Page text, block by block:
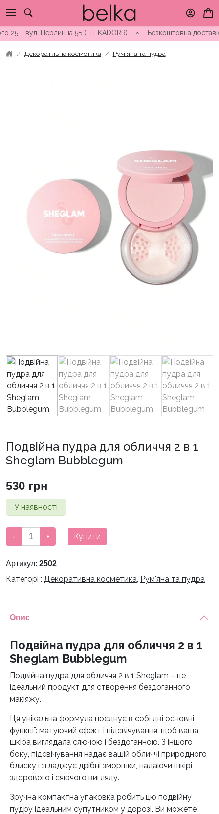
to
contentПерлинна 5Б (ТЦ KADORR) ∘ Безкоштовна доставка від
Декоративна косметика Рум'яна та пудра
Подвійна пудра для обличчя 2 в 1
Sheglam Bubblegum
530 грн
У наявності
Подвійна
пудра
обличчя
2
Sheglam
кількість
- + Купити
Артикул: 2502
Категорії: Декоративна косметика, Рум'яна та пудра
Опис
Подвійна пудра для обличчя 2 в 1
Sheglam Bubblegum
Подвійна пудра для обличчя 2 в 1 Sheglam – це
ідеальний продукт для створення бездоганного
макіяжу.
Ця унікальна формула поєднує в собі дві основні
функції: матуючий ефект і підсвічування, щоб ваша
шкіра виглядала сяючою і бездоганною. З іншого
боку, підсвічування надає вашій обличчі природного
блиску і згладжує дрібні зморшки, надаючи шкірі
здорового і сяючого вигляду.
Зручна компактна упаковка робить цю подвійну
пудру ідеальним супутником у дорозі. Ви можете